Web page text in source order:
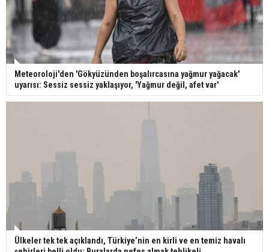
Meteoroloji'den 'Gökyüzünden boşalırcasına yağmur yağacak'
uyarısı: Sessiz sessiz yaklaşıyor, 'Yağmur değil, afet var'
Ülkeler tek tek açıklandı, Türkiye’nin en kirli ve en temiz havalı